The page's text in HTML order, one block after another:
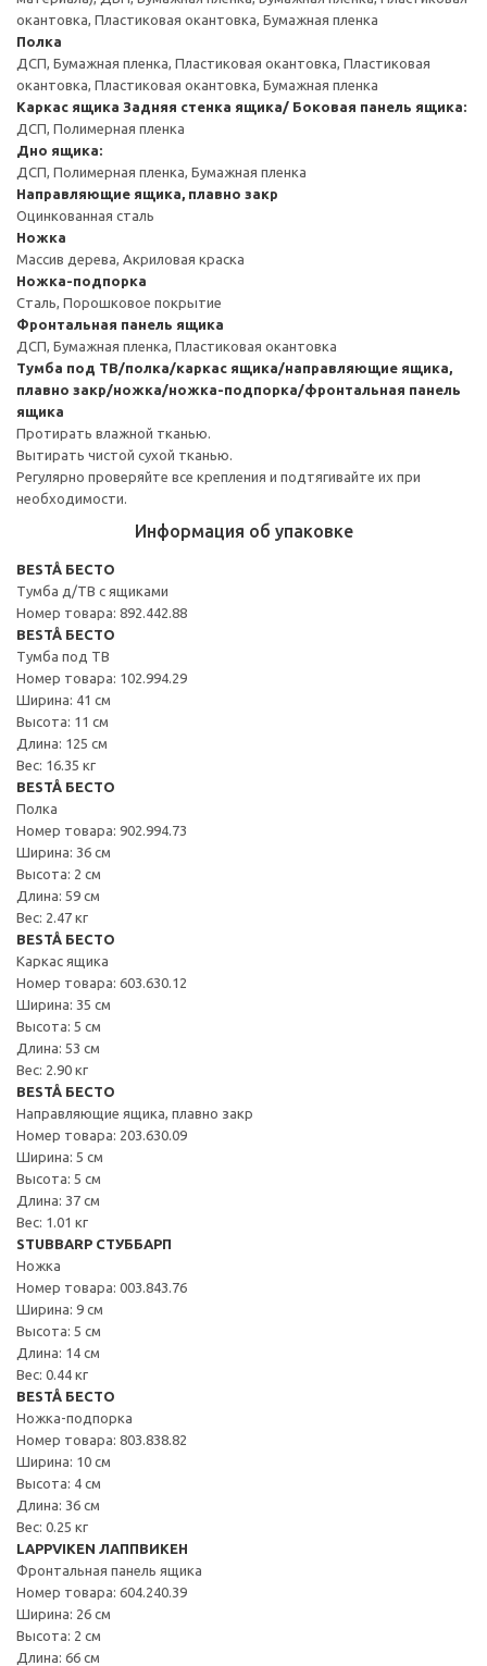
окантовка, Пластиковая окантовка, Бумажная пленка
Полка
ДСП, Бумажная пленка, Пластиковая окантовка, Пластиковая
окантовка, Пластиковая окантовка, Бумажная пленка
Каркас ящика Задняя стенка ящика/ Боковая панель ящика:
ДСП, Полимерная пленка
Дно ящика:
ДСП, Полимерная пленка, Бумажная пленка
Направляющие ящика, плавно закр
Оцинкованная сталь
Ножка
Массив дерева, Акриловая краска
Ножка-подпорка
Сталь, Порошковое покрытие
Фронтальная панель ящика
ДСП, Бумажная пленка, Пластиковая окантовка
Тумба под ТВ/полка/каркас ящика/направляющие ящика,
плавно закр/ножка/ножка-подпорка/фронтальная панель
ящика
Протирать влажной тканью.
Вытирать чистой сухой тканью.
Регулярно проверяйте все крепления и подтягивайте их при
необходимости.
Информация об упаковке
BESTÅ БЕСТО
Тумба д/ТВ с ящиками
Номер товара: 892.442.88
BESTÅ БЕСТО
Тумба под ТВ
Номер товара: 102.994.29
Ширина: 41 см
Высота: 11 см
Длина: 125 см
Вес: 16.35 кг
BESTÅ БЕСТО
Полка
Номер товара: 902.994.73
Ширина: 36 см
Высота: 2 см
Длина: 59 см
Вес: 2.47 кг
BESTÅ БЕСТО
Каркас ящика
Номер товара: 603.630.12
Ширина: 35 см
Высота: 5 см
Длина: 53 см
Вес: 2.90 кг
BESTÅ БЕСТО
Направляющие ящика, плавно закр
Номер товара: 203.630.09
Ширина: 5 см
Высота: 5 см
Длина: 37 см
Вес: 1.01 кг
STUBBARP СТУББАРП
Ножка
Номер товара: 003.843.76
Ширина: 9 см
Высота: 5 см
Длина: 14 см
Вес: 0.44 кг
BESTÅ БЕСТО
Ножка-подпорка
Номер товара: 803.838.82
Ширина: 10 см
Высота: 4 см
Длина: 36 см
Вес: 0.25 кг
LAPPVIKEN ЛАППВИКЕН
Фронтальная панель ящика
Номер товара: 604.240.39
Ширина: 26 см
Высота: 2 см
Длина: 66 см